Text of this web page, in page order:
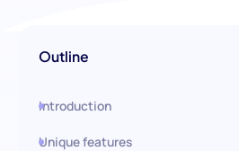
Outline
Introduction
Unique features